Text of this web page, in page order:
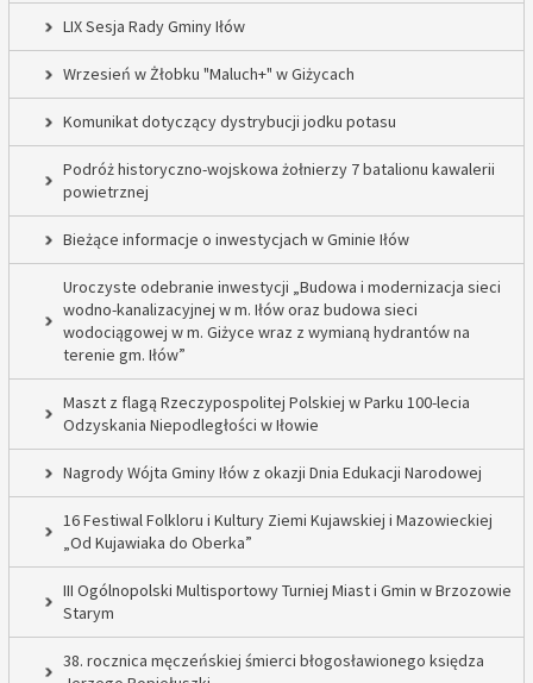
LIX Sesja Rady Gminy Iłów
Wrzesień w Żłobku "Maluch+" w Giżycach
Komunikat dotyczący dystrybucji jodku potasu
Podróż historyczno-wojskowa żołnierzy 7 batalionu kawalerii
powietrznej
Bieżące informacje o inwestycjach w Gminie Iłów
Uroczyste odebranie inwestycji „Budowa i modernizacja sieci
wodno-kanalizacyjnej w m. Iłów oraz budowa sieci
wodociągowej w m. Giżyce wraz z wymianą hydrantów na
terenie gm. Iłów”
Maszt z flagą Rzeczypospolitej Polskiej w Parku 100-lecia
Odzyskania Niepodległości w Iłowie
Nagrody Wójta Gminy Iłów z okazji Dnia Edukacji Narodowej
16 Festiwal Folkloru i Kultury Ziemi Kujawskiej i Mazowieckiej
„Od Kujawiaka do Oberka”
III Ogólnopolski Multisportowy Turniej Miast i Gmin w Brzozowie
Starym
38. rocznica męczeńskiej śmierci błogosławionego księdza